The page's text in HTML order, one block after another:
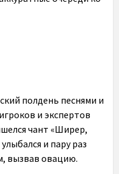
полдень песнями и
и экспертов
чант «Ширер,
и пару раз
вызвав овацию.